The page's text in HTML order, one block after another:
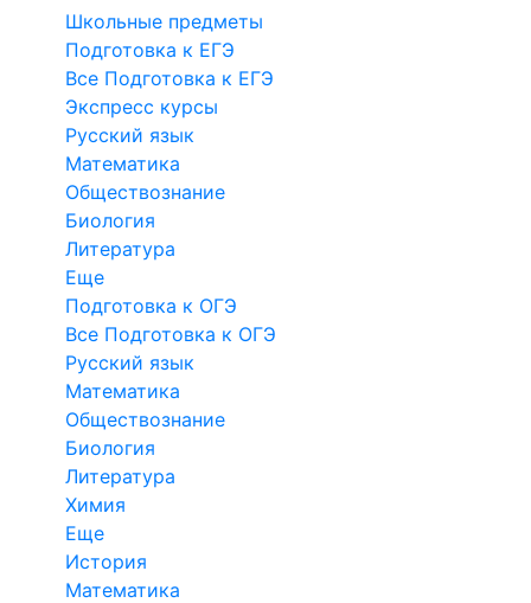
Школьные предметы
Подготовка к ЕГЭ
Все Подготовка к ЕГЭ
Экспресс курсы
Русский язык
Математика
Обществознание
Биология
Литература
Еще
Подготовка к ОГЭ
Все Подготовка к ОГЭ
Русский язык
Математика
Обществознание
Биология
Литература
Химия
Еще
История
Математика